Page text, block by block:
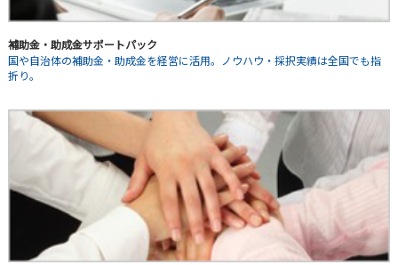
補助金・助成金サポートパック
国や自治体の補助金・助成金を経営に活用。ノウハウ・採択実績は全国でも指
折り。